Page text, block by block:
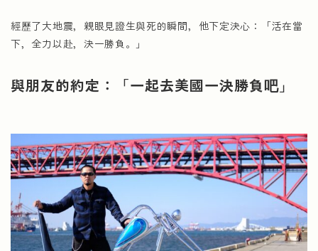
經歷了大地震，親眼見證生與死的瞬間，他下定決心：「活在當
下，全力以赴，決一勝負。」
與朋友的約定：「一起去美國一決勝負吧」